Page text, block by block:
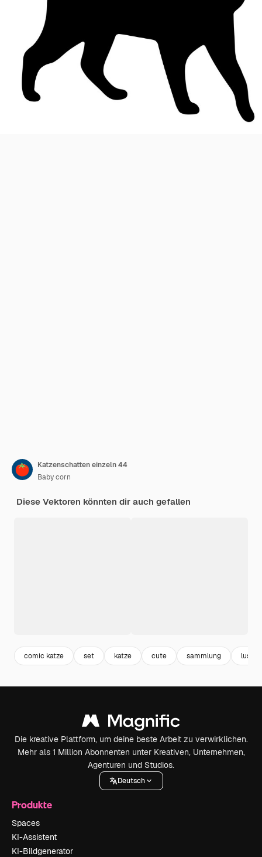
Katzenschatten einzeln 44
Baby corn
Diese Vektoren könnten dir auch gefallen
comic katze set katze cute sammlung lustig
Die kreative Plattform, um deine beste Arbeit zu verwirklichen.
Mehr als 1 Million Abonnenten unter Kreativen, Unternehmen,
Agenturen und Studios.
Deutsch
Produkte
Spaces
KI-Assistent
KI-Bildgenerator